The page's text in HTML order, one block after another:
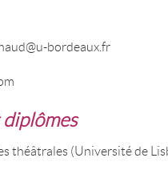
bordeaux.fr
théâtrales (Université de